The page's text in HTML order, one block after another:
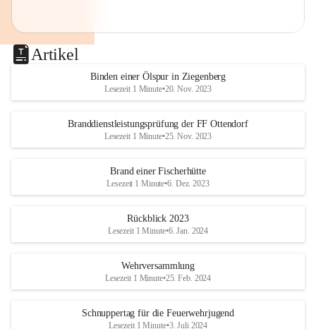
Artikel
Binden einer Ölspur in Ziegenberg
Lesezeit 1 Minute•20. Nov. 2023
Branddienstleistungsprüfung der FF Ottendorf
Lesezeit 1 Minute•25. Nov. 2023
Brand einer Fischerhütte
Lesezeit 1 Minute•6. Dez. 2023
Rückblick 2023
Lesezeit 1 Minute•6. Jan. 2024
Wehrversammlung
Lesezeit 1 Minute•25. Feb. 2024
Schnuppertag für die Feuerwehrjugend
Lesezeit 1 Minute•3. Juli 2024